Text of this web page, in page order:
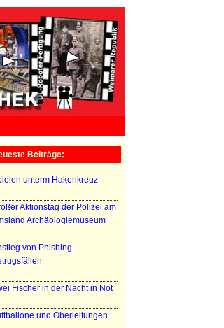
Beiträge:
unterm Hakenkreuz
Aktionstag der Polizei am
Archäologiemuseum
von Phishing-
Fischer in der Nacht in Not
und Oberleitungen